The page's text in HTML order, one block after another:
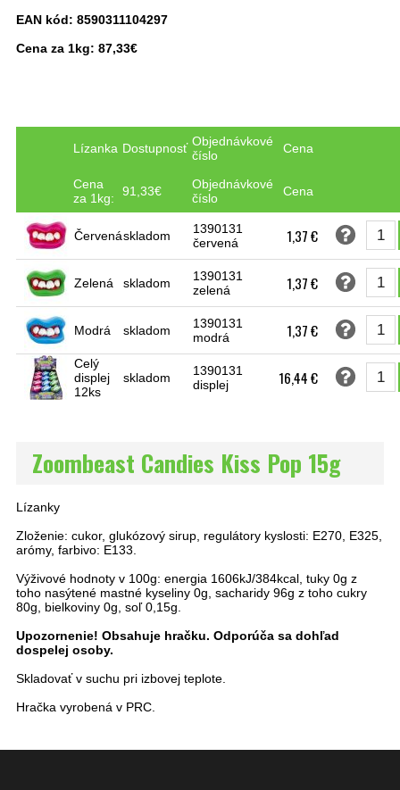
EAN kód: 8590311104297
Cena za 1kg: 87,33€
Lízanka Dostupnosť Objednávkové
číslo
Cena
Cena
za 1kg:
91,33€
Objednávkové
číslo
Cena
Červenáskladom
1390131
červená
1,37 €
Zelená skladom
1390131
zelená
1,37 €
Modrá skladom
1390131
modrá
1,37 €
Celý
displej
12ks
skladom
1390131
displej
16,44 €
Zoombeast Candies Kiss Pop 15g
Lízanky
Zloženie: cukor, glukózový sirup, regulátory kyslosti: E270, E325,
arómy, farbivo: E133.
Výživové hodnoty v 100g: energia 1606kJ/384kcal, tuky 0g z
toho nasýtené mastné kyseliny 0g, sacharidy 96g z toho cukry
80g, bielkoviny 0g, soľ 0,15g.
Upozornenie! Obsahuje hračku. Odporúča sa dohľad
dospelej osoby.
Skladovať v suchu pri izbovej teplote.
Hračka vyrobená v PRC.